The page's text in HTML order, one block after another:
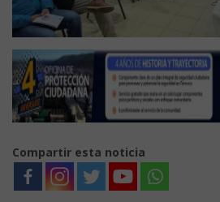
Compartir esta noticia